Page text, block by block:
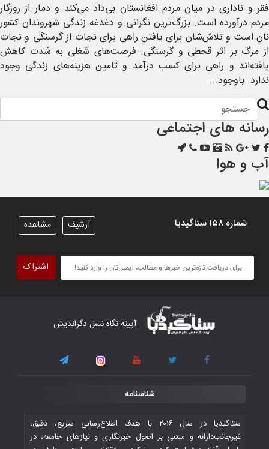
فقر و ناداری در میان مردم افغانستان بی‌داد می‌کند و دمار از روزگار
مردم درآورده است. بزرگ‌ترین نگرانی و دغدغه زندگی شهروندان کشور
نان است و تلاش‌شان برای یافتن راهی برای نجات از گرسنگی و نجات
از مرگ بر اثر قحطی و گرسنگی. فرصت‌های شغلی به شدت کاهش
یافته‌اند و راهی برای کسب درآمد و تامین هزینه‌های زندگی وجود
ندارد. باوجود...
رسانه های اجتماعی
آب و هوا
شماره ۱۵۸ ستاگیدیا مشاهده آرشیف
اشتراک
آیینه نگاه نسل دگراندیش
شناسنامه
ستاگیدیا در سال ۲۰۱۶ با هدف اطلاع‌رسانی سریع، دقیق،
غیرجانب‌دارانه و مبتنی بر اصول خبرنگاری و نیازهای جامعه، در